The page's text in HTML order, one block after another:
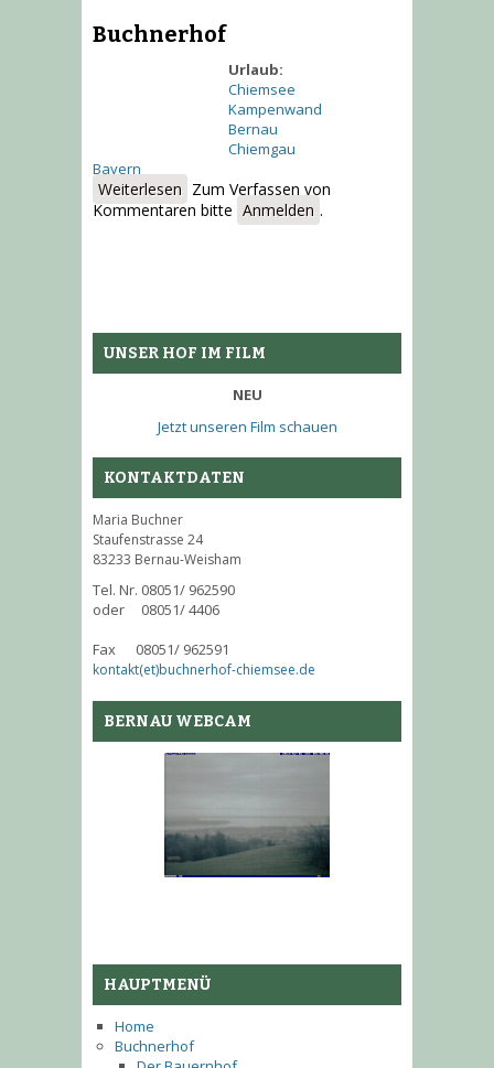
Buchnerhof
Urlaub:
Chiemsee
Kampenwand
Bernau
Chiemgau
Bayern
Weiterlesen über Buchnerhof
Zum Verfassen von
Kommentaren bitte Anmelden .
UNSER HOF IM FILM
NEU
Jetzt unseren Film schauen
KONTAKTDATEN
Maria Buchner
Staufenstrasse 24
83233 Bernau-Weisham
Tel. Nr. 08051/ 962590
oder 08051/ 4406
Fax 08051/ 962591
kontakt(et)buchnerhof-chiemsee.de
BERNAU WEBCAM
HAUPTMENÜ
Home
Buchnerhof